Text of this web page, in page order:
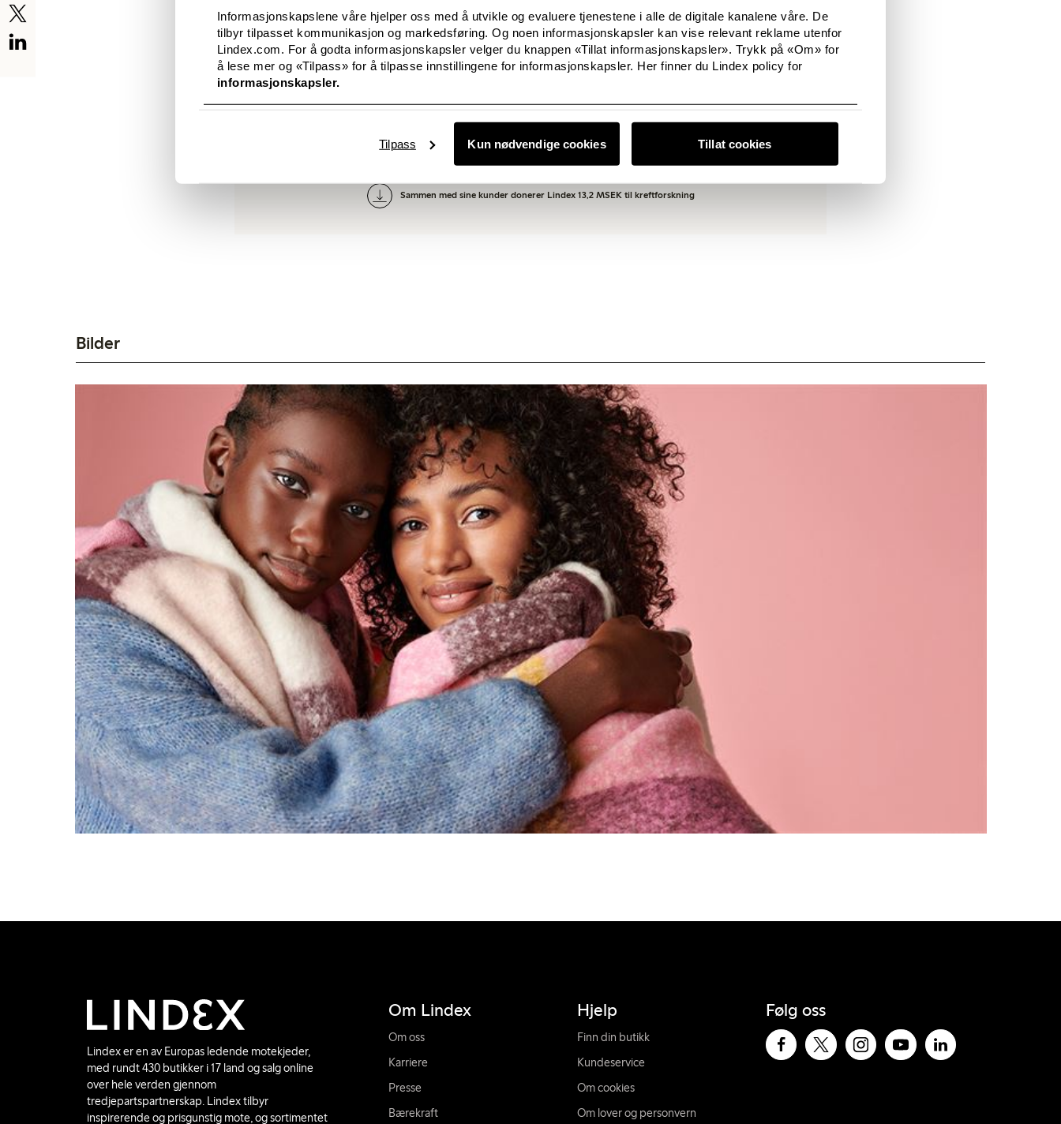
Informasjonskapslene våre hjelper oss med å utvikle og evaluere tjenestene i alle de digitale kanalene våre. De
tilbyr tilpasset kommunikasjon og markedsføring. Og noen informasjonskapsler kan vise relevant reklame utenfor
Lindex.com. For å godta informasjonskapsler velger du knappen «Tillat informasjonskapsler». Trykk på «Om» for
å lese mer og «Tilpass» for å tilpasse innstillingene for informasjonskapsler. Her finner du Lindex policy for
informasjonskapsler.
Kun nødvendige cookies
Tilpass Tillat cookies
Nina Haugen
Customer Experience Manager Norge
E-mail: nina.haugen@lindex.com
Related documents
Sammen med sine kunder donerer Lindex 13,2 MSEK til kreftforskning
Bilder
Lindex er en av Europas ledende motekjeder,
med rundt 430 butikker i 17 land og salg online
over hele verden gjennom
tredjepartspartnerskap. Lindex tilbyr
inspirerende og prisgunstig mote, og sortimentet
Om Lindex
Om oss
Karriere
Presse
Bærekraft
Hjelp
Finn din butikk
Kundeservice
Om cookies
Om lover og personvern
Følg oss